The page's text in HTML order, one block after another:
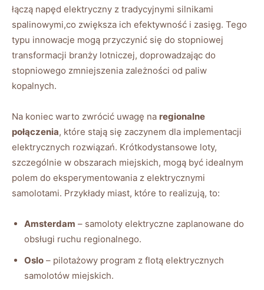
łączą napęd elektryczny z tradycyjnymi silnikami
spalinowymi,co zwiększa ich efektywność i zasięg. Tego
typu innowacje mogą przyczynić się do stopniowej
transformacji branży lotniczej, doprowadzając do
stopniowego zmniejszenia zależności od paliw
kopalnych.
Na koniec warto zwrócić uwagę na regionalne
połączenia, które stają się zaczynem dla implementacji
elektrycznych rozwiązań. Krótkodystansowe loty,
szczególnie w obszarach miejskich, mogą być idealnym
polem do eksperymentowania z elektrycznymi
samolotami. Przykłady miast, które to realizują, to:
Amsterdam – samoloty elektryczne zaplanowane do
obsługi ruchu regionalnego.
Oslo – pilotażowy program z flotą elektrycznych
samolotów miejskich.